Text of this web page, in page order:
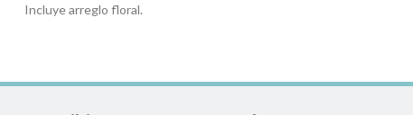
Incluye arreglo floral.